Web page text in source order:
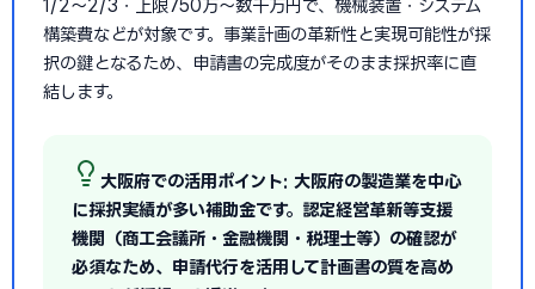
1/2〜2/3・上限750万〜数千万円で、機械装置・システム
構築費などが対象です。事業計画の革新性と実現可能性が採
択の鍵となるため、申請書の完成度がそのまま採択率に直
結します。
大阪府での活用ポイント: 大阪府の製造業を中心
に採択実績が多い補助金です。認定経営革新等支援
機関（商工会議所・金融機関・税理士等）の確認が
必須なため、申請代行を活用して計画書の質を高め